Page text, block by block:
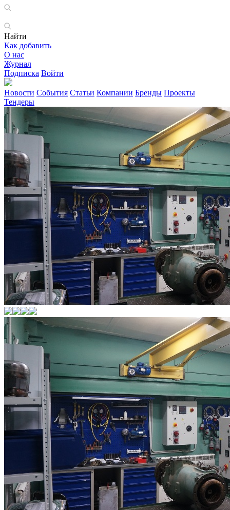
Найти
Как добавить
О нас
Журнал
Подписка Войти
Новости События Статьи Компании Бренды Проекты
Тендеры